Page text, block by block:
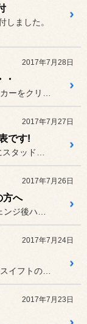
しました。
2017年7月28日
2017年7月27日
です!
2017年7月26日
方へ
2017年7月24日
2017年7月23日